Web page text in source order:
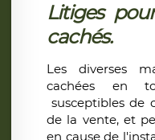
Litiges
cachés.
Les diverses
cachées en
susceptibles de
de la vente, et
en cause de